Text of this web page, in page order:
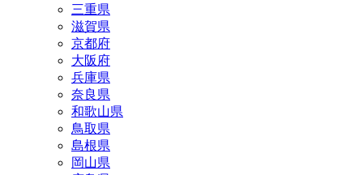
三重県
滋賀県
京都府
大阪府
兵庫県
奈良県
和歌山県
鳥取県
島根県
岡山県